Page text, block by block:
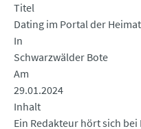
Titel
Dating im Portal der
In
Schwarzwälder Bote
Am
29.01.2024
Inhalt
Ein Redakteur hört sich